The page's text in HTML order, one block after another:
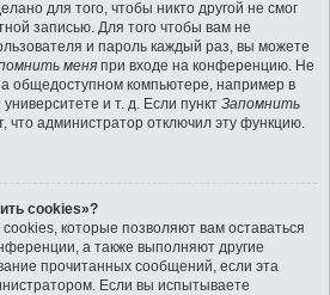
для того, чтобы никто другой не смог
записью. Для того чтобы вам не
и пароль каждый раз, вы можете
меня при входе на конференцию. Не
общедоступном компьютере, например в
и т. д. Если пункт Запомнить
что администратор отключил эту функцию.
cookies»?
которые позволяют вам оставаться
а также выполняют другие
прочитанных сообщений, если эта
Если вы испытываете